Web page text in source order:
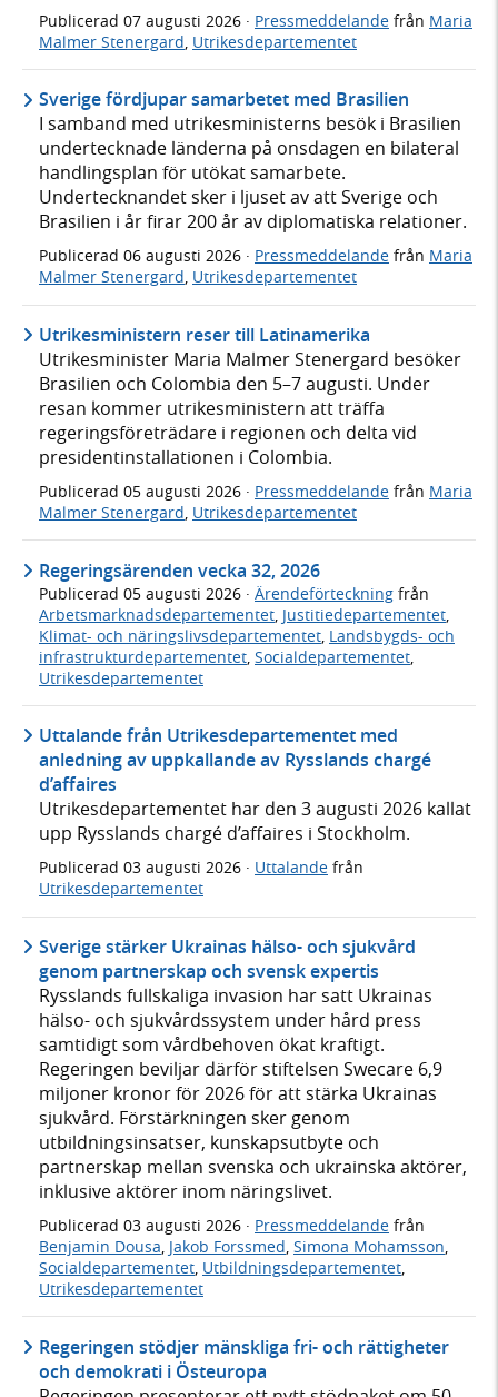
Publicerad 07 augusti 2026 · Pressmeddelande från Maria
Malmer Stenergard Utrikesdepartementet
Sverige fördjupar samarbetet med Brasilien
I samband med utrikesministerns besök i Brasilien
undertecknade länderna på onsdagen en bilateral
handlingsplan för utökat samarbete.
Undertecknandet sker i ljuset av att Sverige och
Brasilien i år firar 200 år av diplomatiska relationer.
Publicerad 06 augusti 2026 · Pressmeddelande från Maria
Malmer Stenergard, Utrikesdepartementet
Utrikesministern reser till Latinamerika
Utrikesminister Maria Malmer Stenergard besöker
Brasilien och Colombia den 5–7 augusti. Under
resan kommer utrikesministern att träffa
regeringsföreträdare i regionen och delta vid
presidentinstallationen i Colombia.
Publicerad 05 augusti 2026 · Pressmeddelande från Maria
Malmer Stenergard, Utrikesdepartementet
Regeringsärenden vecka 32, 2026
Publicerad 05 augusti 2026 · Ärendeförteckning från
Arbetsmarknadsdepartementet Justitiedepartementet
Klimat- och näringslivsdepartementet Landsbygds- och
infrastrukturdepartementet Socialdepartementet
Utrikesdepartementet
Uttalande från Utrikesdepartementet med
anledning av uppkallande av Rysslands chargé
d’affaires
Utrikesdepartementet har den 3 augusti 2026 kallat
upp Rysslands chargé d’affaires i Stockholm.
Publicerad 03 augusti 2026 · Uttalande från
Utrikesdepartementet
Sverige stärker Ukrainas hälso- och sjukvård
genom partnerskap och svensk expertis
Rysslands fullskaliga invasion har satt Ukrainas
hälso- och sjukvårdssystem under hård press
samtidigt som vårdbehoven ökat kraftigt.
Regeringen beviljar därför stiftelsen Swecare 6,9
miljoner kronor för 2026 för att stärka Ukrainas
sjukvård. Förstärkningen sker genom
utbildningsinsatser, kunskapsutbyte och
partnerskap mellan svenska och ukrainska aktörer,
inklusive aktörer inom näringslivet.
Publicerad 03 augusti 2026 · Pressmeddelande från
Benjamin Dousa, Jakob Forssmed, Simona Mohamsson,
Socialdepartementet, Utbildningsdepartementet,
Utrikesdepartementet
Regeringen stödjer mänskliga fri- och rättigheter
och demokrati i Östeuropa